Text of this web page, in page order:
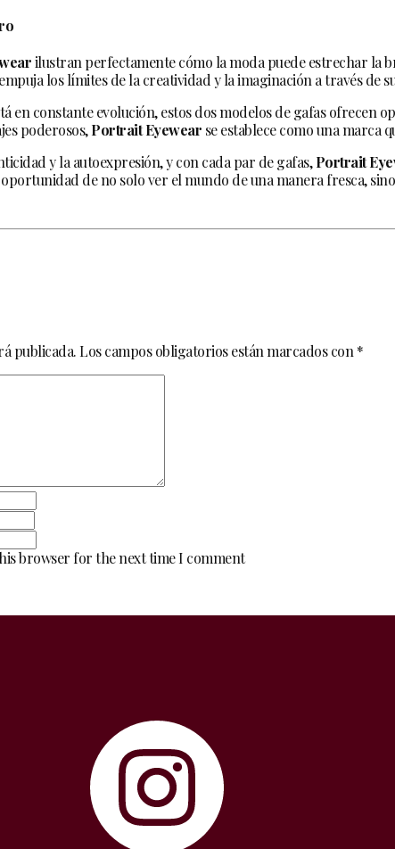
ilustran perfectamente cómo la moda puede estrechar la
los límites de la creatividad y la imaginación a través de
en constante evolución, estos dos modelos de gafas ofrecen
poderosos,Portrait Eyewear se establece como una marca
y la autoexpresión, y con cada par de gafas,Portrait
de no solo ver el mundo de una manera fresca,
publicada. Los campos obligatorios están marcados con *
browser for the next time I comment